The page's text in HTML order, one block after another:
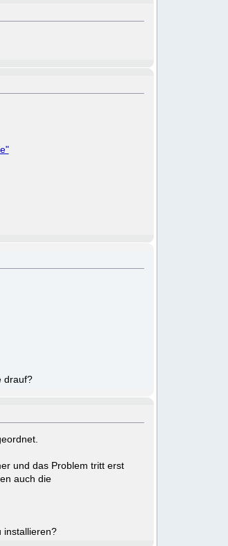
drauf?
und das Problem tritt erst
auch die
installieren?